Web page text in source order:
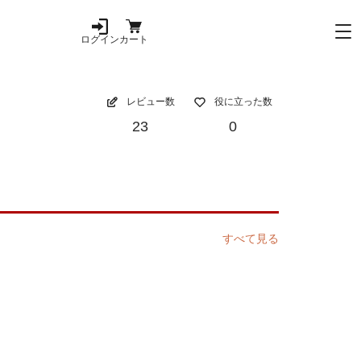
ログインカート
レビュー数
23
役に立った数
0
すべて見る